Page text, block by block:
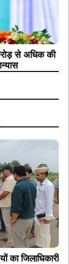
से अधिक की
का जिलाधिकारी